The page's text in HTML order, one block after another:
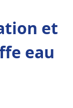
et
eau